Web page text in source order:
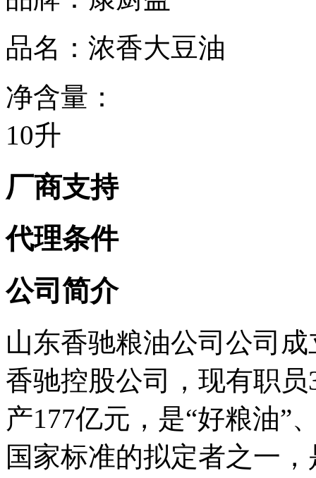
品名：浓香大豆油
净含量：
10升
厂商支持
代理条件
公司简介
山东香驰粮油公司公司
香驰控股公司，现有职
产177亿元，是“好粮油”
国家标准的拟定者之一